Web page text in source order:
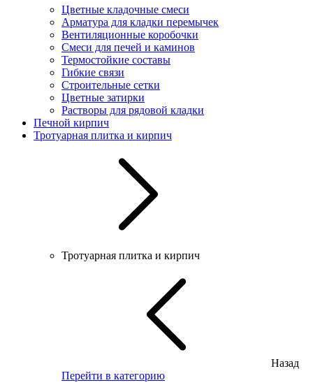
Цветные кладочные смеси
Арматура для кладки перемычек
Вентиляционные коробочки
Смеси для печей и каминов
Термостойкие составы
Гибкие связи
Строительные сетки
Цветные затирки
Растворы для рядовой кладки
Печной кирпич
Тротуарная плитка и кирпич
Тротуарная плитка и кирпич
Назад
Перейти в категорию